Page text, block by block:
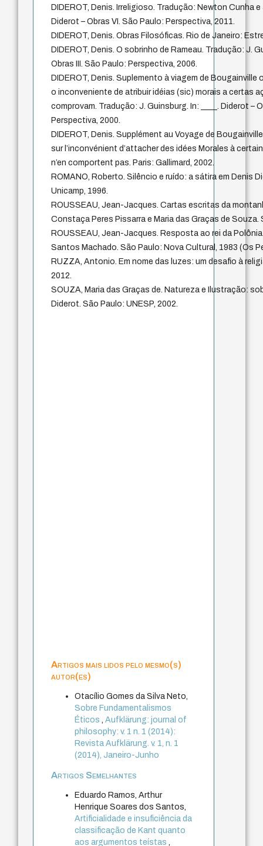
DIDEROT, Denis. Irreligioso. Tradução: Newton Cunha e
Diderot – Obras VI. São Paulo: Perspectiva, 2011.
DIDEROT, Denis. Obras Filosóficas. Rio de Janeiro:
DIDEROT, Denis. O sobrinho de Rameau. Tradução: J.
Obras III. São Paulo: Perspectiva, 2006.
DIDEROT, Denis. Suplemento à viagem de Bougainville
o inconveniente de atribuir idéias (sic) morais a certas
comprovam. Tradução: J. Guinsburg. In: ____. Diderot –
Perspectiva, 2000.
DIDEROT, Denis. Supplément au Voyage de
sur l’inconvénient d’attacher des idées Morales à
n’en comportent pas. Paris: Gallimard, 2002.
ROMANO, Roberto. Silêncio e ruído: a sátira em Denis
Unicamp, 1996.
ROUSSEAU, Jean-Jacques. Cartas escritas da
Constaça Peres Pissarra e Maria das Graças de Souza.
ROUSSEAU, Jean-Jacques. Resposta ao rei da
Santos Machado. São Paulo: Nova Cultural, 1983 (Os
RUZZA, Antonio. Em nome das luzes: um desafio à
2012.
SOUZA, Maria das Graças de. Natureza e Ilustração:
Diderot. São Paulo: UNESP, 2002.
Artigos mais lidos pelo mesmo(s)
autor(es)
Otacílio Gomes da Silva Neto,
Sobre Fundamentalismos
Éticos
,Aufklärung: journal of
philosophy: v. 1 n. 1 (2014):
Revista Aufklärung. v. 1, n. 1
(2014), Janeiro-Junho
Artigos Semelhantes
Eduardo Ramos, Arthur
Henrique Soares dos Santos,
Artificialidade e insuficiência da
classificação de Kant quanto
aos argumentos teístas